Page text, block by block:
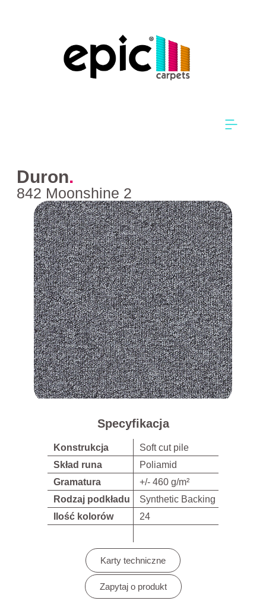
Duron.
842 Moonshine 2
Specyfikacja
Konstrukcja
Soft cut pile
Skład runa
Poliamid
Gramatura
+/- 460 g/m²
Rodzaj podkładu
Synthetic Backing
Ilość kolorów
24
Karty techniczne
Zapytaj o produkt